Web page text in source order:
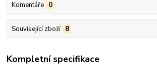
Komentáře 0
Související zboží 8
Kompletní specifikace